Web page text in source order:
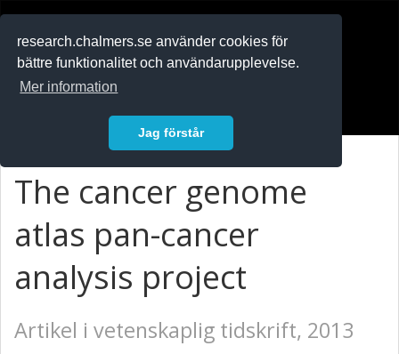
research.chalmers.se använder cookies för
bättre funktionalitet och användarupplevelse.
Mer information
Jag förstår
The cancer genome
atlas pan-cancer
analysis project
Artikel i vetenskaplig tidskrift, 2013